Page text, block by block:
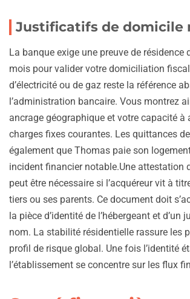
Justificatifs de domicile
La banque exige une preuve de résidence
mois pour valider votre domiciliation
d’électricité ou de gaz reste la référence
l’administration bancaire. Vous montrez
ancrage géographique et votre capacité à
charges fixes courantes. Les quittances
également que Thomas paie son
incident financier notable.Une attestation
peut être nécessaire si l’acquéreur vit à
tiers ou ses parents. Ce document doit
la pièce d’identité de l’hébergeant et d’un
nom. La stabilité résidentielle rassure les
profil de risque global. Une fois l’identité
l’établissement se concentre sur les flux